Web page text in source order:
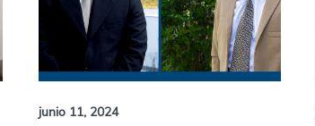
junio 11, 2024